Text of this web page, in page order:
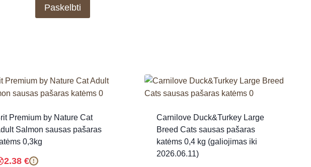
Premium by Nature Cat
Salmon sausas pašaras
0,3kg
2.38 € !
Carnilove Duck&Turkey Large
Breed Cats sausas pašaras
katėms 0,4 kg (galiojimas iki
2026.06.11)